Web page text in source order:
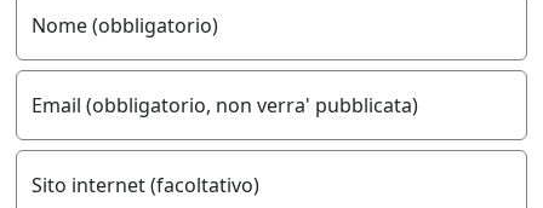
Nome (obbligatorio)
Email (obbligatorio, non verra' pubblicata)
Sito internet (facoltativo)